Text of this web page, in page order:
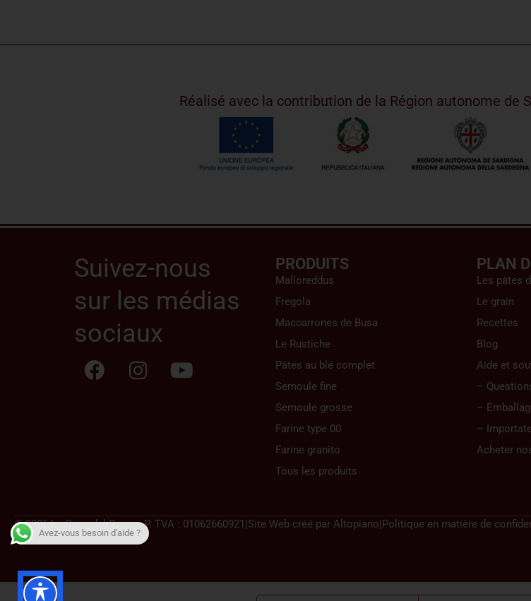
Réalisé avec la contribution de la Région autonome de
Suivez-nous
sur les médias
sociaux
PRODUITS
Malloreddus
Fregola
Maccarrones de Busa
Le Rustiche
Pâtes au blé complet
Semoule fine
Semoule grosse
Farine type 00
Farine granito
Tous les produits
PLAN
Les pâtes
Le grain
Recettes
Blog
Aide et
–
–
–
Acheter
© 2026 La Casa del Grano–P. TVA : 01062660921 |Site Web créé par Altopiano|Politique en matière de
Avez-vous besoin d'aide ?